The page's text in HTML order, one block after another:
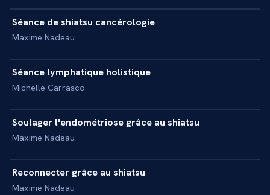
REPORTAGE
Séance de shiatsu cancérologie
Maxime Nadeau
REPORTAGE
Séance lymphatique holistique
Michelle Carrasco
REPORTAGE
Soulager l'endométriose grâce au shiatsu
Maxime Nadeau
REPORTAGE
Reconnecter grâce au shiatsu
Maxime Nadeau